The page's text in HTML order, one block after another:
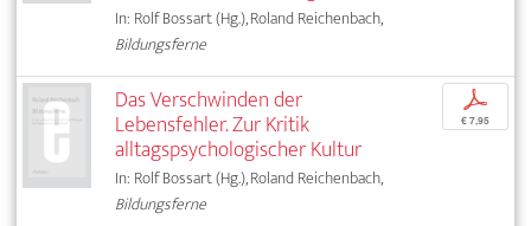
In: Rolf Bossart (Hg.), Roland Reichenbach,
Bildungsferne
Das Verschwinden der
Lebensfehler. Zur Kritik
alltagspsychologischer Kultur
In: Rolf Bossart (Hg.), Roland Reichenbach,
Bildungsferne
p
€ 7,95